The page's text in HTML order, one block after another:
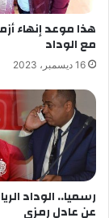
هذا موعد إنهاء
مع الوداد
16 ديسمبر، 2023
رسميا.. الوداد
عن عادل رمزي